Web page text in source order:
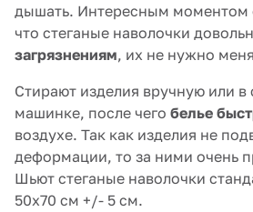
дышать. Интересным моментом
что стеганые наволочки
загрязнениям, их не нужно
Стирают изделия вручную или в
машинке, после чего белье
воздухе. Так как изделия не
деформации, то за ними очень
Шьют стеганые наволочки
50х70 см +/- 5 см.